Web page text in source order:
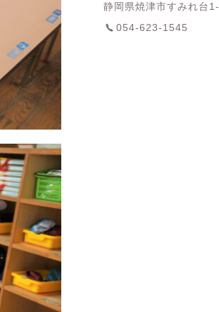
静岡県焼津市すみれ台
054-623-1545